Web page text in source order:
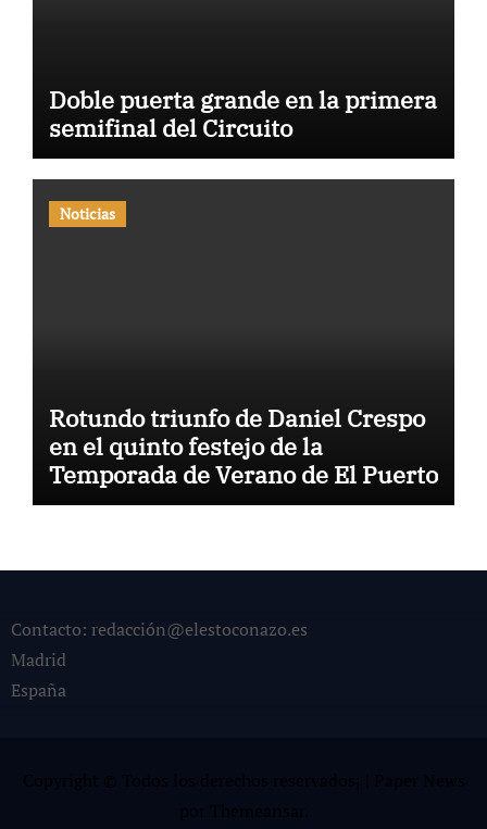
Doble puerta grande en la primera
semifinal del Circuito
Noticias
Rotundo triunfo de Daniel Crespo
en el quinto festejo de la
Temporada de Verano de El Puerto
Contacto: redacción@elestoconazo.es
Madrid
España